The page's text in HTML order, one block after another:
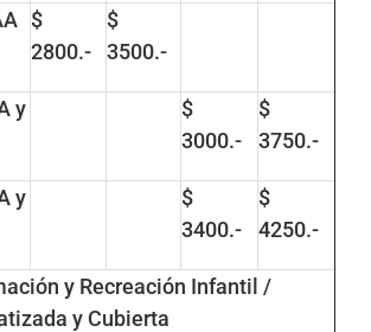
$
2800.-
$
3500.-
y
$
3000.-
$
3750.-
y
$
3400.-
$
4250.-
y Recreación Infantil /
y Cubierta